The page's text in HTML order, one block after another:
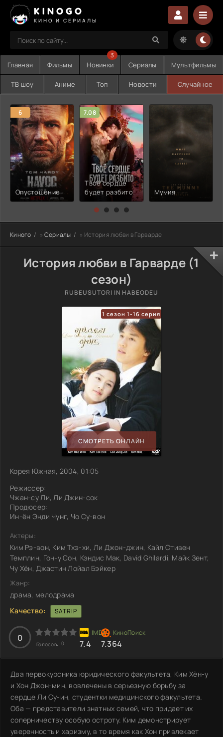
KINOGO
КИНО И СЕРИАЛЫ
Главная Фильмы Новинки
3
Сериалы Мультфильмы
ТВ шоу Аниме Топ Новости Случайное
6
Опустошение
7.08
Твоё сердце
будет разбито
Мумия
Киного » Сериалы » История любви в Гарварде
История любви в Гарварде (1
сезон)
RUBEUSUTORI IN HABEODEU
1 сезон 1-16 серия
СМОТРЕТЬ ОНЛАЙН
Корея Южная, 2004, 01:05
Режиссер:
Чжан-су Ли, Ли Джин-сок
Продюсер:
Ин-ён Энди Чунг, Чо Су-вон
Актеры:
Ким Рэ-вон, Ким Тхэ-хи, Ли Джон-джин, Кайл Стивен
Темплин, Гон-у Сон, Кэндис Мак, David Ghilardi, Майк Зент,
Чу Хён, Джастин Лойал Бэйкер
Жанр:
драма, мелодрама
Качество:
SATRIP
0
Голосов: 0 7.4 7.364
Два первокурсника юридического факультета, Ким Хён-у
и Хон Джон-мин, вовлечены в серьезную борьбу за
сердце Ли Су-ин, студентки медицинского факультета.
Оба — представители знатных семей, что придает их
соперничеству особую остроту. Ким демонстрирует
уверенность и харизму, в то время как Хон привлекает